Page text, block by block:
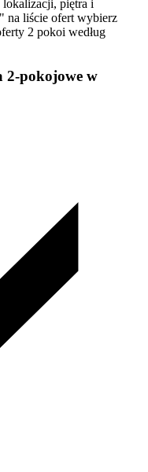
lokalizacji, piętra i
na liście ofert wybierz
2 pokoi według
2-pokojowe w